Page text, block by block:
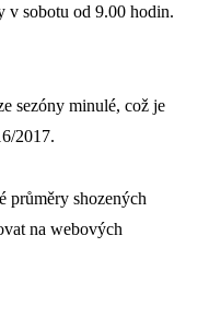
v sobotu od 9.00 hodin.
sezóny minulé, což je
2017.
průměry shozených
na webových